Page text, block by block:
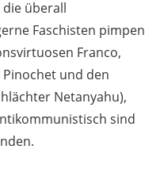
überall
Faschisten pimpen
Franco,
und den
Netanyahu),
sind